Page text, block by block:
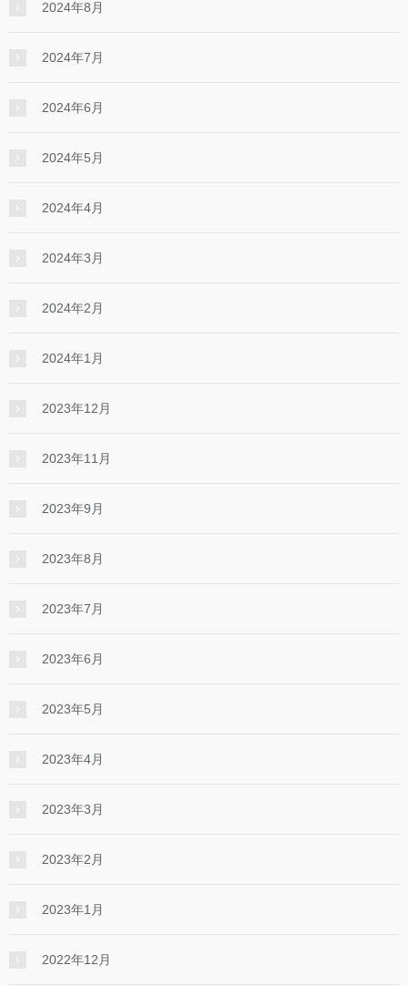
2024年8月
2024年7月
2024年6月
2024年5月
2024年4月
2024年3月
2024年2月
2024年1月
2023年12月
2023年11月
2023年9月
2023年8月
2023年7月
2023年6月
2023年5月
2023年4月
2023年3月
2023年2月
2023年1月
2022年12月